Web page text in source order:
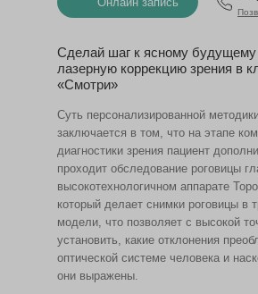
Сделай шаг к ясному
лазерную коррекцию зрения в
«Смотри»
Суть персонализированной
заключается в том, что на этапе
диагностики зрения пациент
проходит обследование роговицы
высокотехнологичном аппарате
который делает снимки роговицы в
модели, что позволяет с высокой
установить, какие отклонения
оптической системе человека и
они выражены.